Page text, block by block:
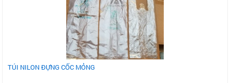
TÚI NILON ĐỰNG CỐC MỎNG